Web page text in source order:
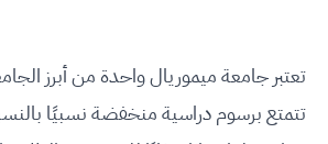
تعتبر جامعة ميموريال واحدة من أبرز
تتمتع برسوم دراسية منخفضة نسبيًا